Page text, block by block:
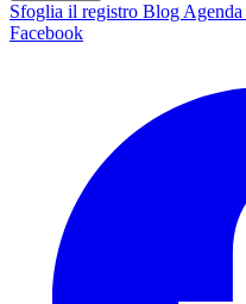
Sfoglia il registro Blog Agenda
Facebook